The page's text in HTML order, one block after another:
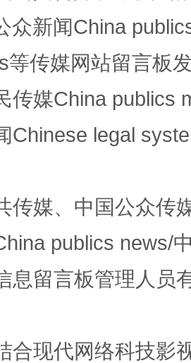
好声名
、麦地、白藏房 除
众新闻China
等传媒网站留言板
传媒China publics
Chinese legal
传媒、中国公众传
publics news/
息留言板管理人员
合现代网络科技影